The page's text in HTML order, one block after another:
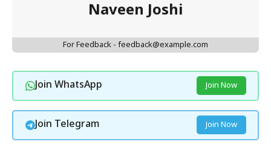
Naveen Joshi
For Feedback - feedback@example.com
Join WhatsApp Join Now
Join Telegram Join Now